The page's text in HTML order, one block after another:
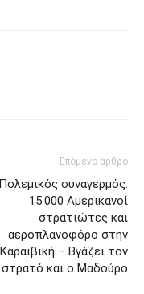
Επόμενο άρθρο
Πολεμικός συναγερμός:
15.000 Αμερικανοί
στρατιώτες και
αεροπλανοφόρο στην
Καραϊβική – Βγάζει τον
στρατό και ο Μαδούρο